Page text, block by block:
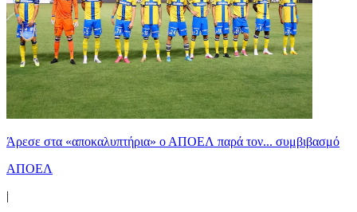
Άρεσε στα «αποκαλυπτήρια» ο ΑΠΟΕΛ παρά τον... συμβιβασμό
ΑΠΟΕΛ
|